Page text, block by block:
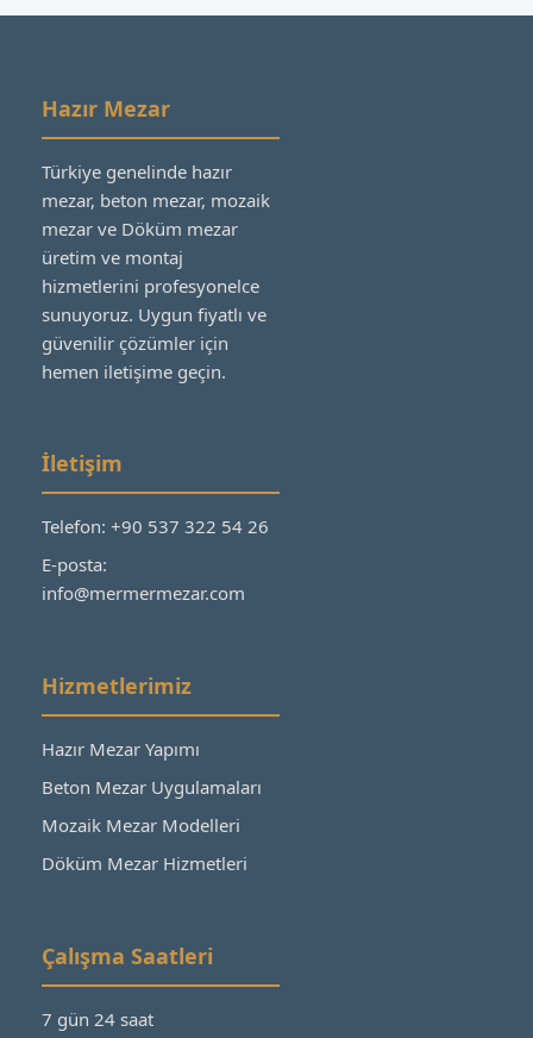
Hazır Mezar
Türkiye genelinde hazır
mezar, beton mezar, mozaik
mezar ve Döküm mezar
üretim ve montaj
hizmetlerini profesyonelce
sunuyoruz. Uygun fiyatlı ve
güvenilir çözümler için
hemen iletişime geçin.
İletişim
Telefon: +90 537 322 54 26
E-posta:
info@mermermezar.com
Hizmetlerimiz
Hazır Mezar Yapımı
Beton Mezar Uygulamaları
Mozaik Mezar Modelleri
Döküm Mezar Hizmetleri
Çalışma Saatleri
7 gün 24 saat